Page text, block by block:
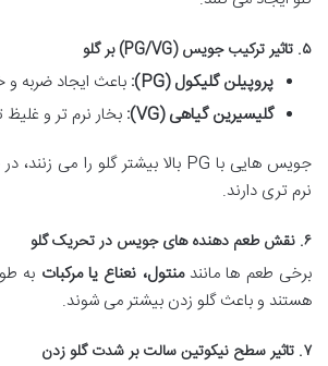
۵. تاثیر ترکیب جویس (PG/VG) بر گلو
پروپیلن گلیکول (PG):
باعث ایجاد ضربه
گلیسیرین گیاهی (VG):
بخار نرم تر و
نرم تری دارند.
۶. نقش طعم دهنده های جویس در تحریک گلو
برخی طعم ها مانندمنتول، نعناع یا مرکبات به
هستند و باعث گلو زدن بیشتر می شوند.
۷. تاثیر سطح نیکوتین سالت بر شدت گلو زدن